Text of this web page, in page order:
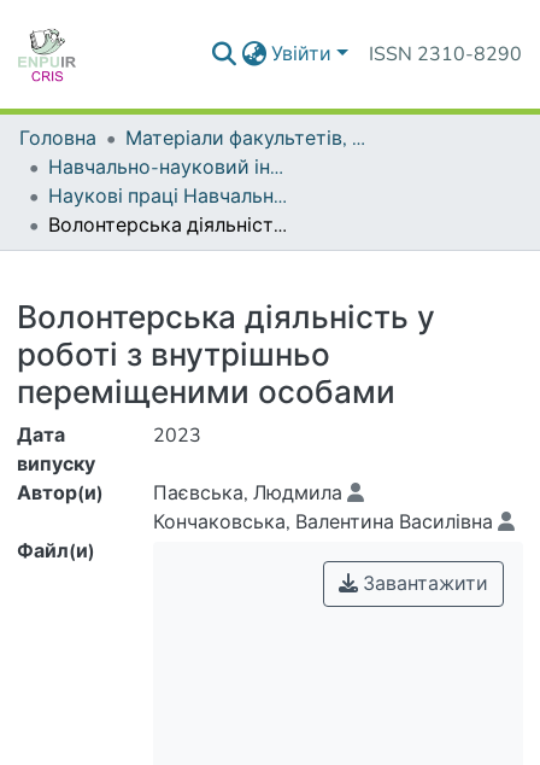
Увійти ISSN 2310-8290
Головна
Матеріали факультетів, інститутів, підрозділів
Навчально-науковий інститут права та політології
Наукові праці Навчально-наукового інституту права та політології
Волонтерська діяльність у роботі з внутрішньо переміщеними особами
Волонтерська діяльність у
роботі з внутрішньо
переміщеними особами
Дата
випуску
2023
Автор(и)
Паєвська, Людмила
Кончаковська, Валентина Василівна
Файл(и)
Завантажити